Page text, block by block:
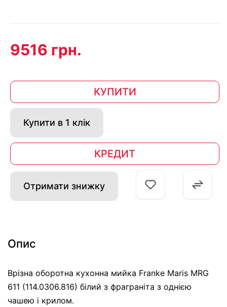
9516 грн.
КУПИТИ
Купити в 1 клік
КРЕДИТ
Отримати знижку
Опис
Врізна оборотна кухонна мийка Franke Maris MRG
611 (114.0306.816) білий з фраграніта з однією
чашею і крилом.